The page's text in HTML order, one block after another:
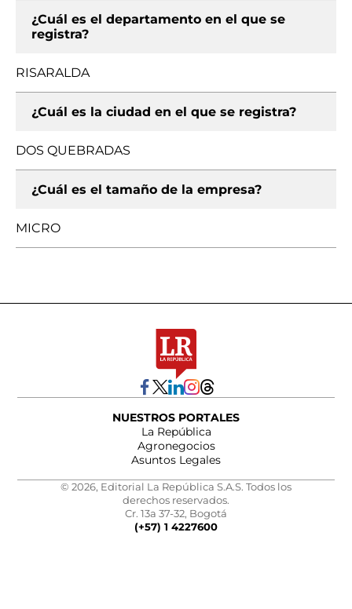
¿Cuál es el departamento en el que se
registra?
RISARALDA
¿Cuál es la ciudad en el que se registra?
DOS QUEBRADAS
¿Cuál es el tamaño de la empresa?
MICRO
NUESTROS PORTALES
La República
Agronegocios
Asuntos Legales
© 2026, Editorial La República S.A.S. Todos los
derechos reservados.
Cr. 13a 37-32, Bogotá
(+57) 1 4227600